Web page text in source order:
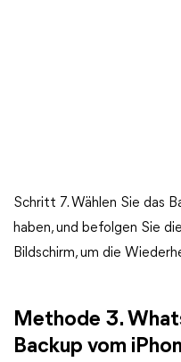
Schritt 7. Wählen Sie das
haben, und befolgen Sie
Bildschirm, um die
Methode 3.
Backup vom